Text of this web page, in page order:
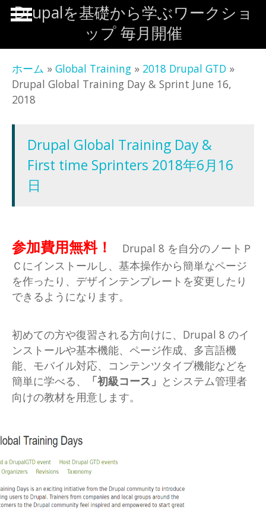
メインコンテンツに移動
Drupalを基礎から学ぶワークショ
ップ 毎月開催
ホーム » Global Training » 2018 Drupal GTD »
Drupal Global Training Day & Sprint June 16,
2018
Drupal Global Training Day &
First time Sprinters 2018年6月16
日
参加費用無料！
Drupal 8 を自分のノートＰ
Ｃにインストールし、基本操作から簡単なページ
を作ったり、デザインテンプレートを変更したり
できるようになります。
初めての方や復習される方向けに、Drupal 8 のイ
ンストールや基本機能、ページ作成、多言語機
能、モバイル対応、コンテンツタイプ機能などを
簡単に学べる、
「初級コース」 とシステム管理者
向けの教材を用意します。